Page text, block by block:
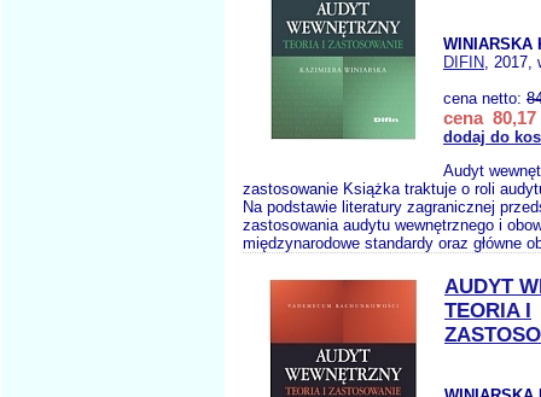
WINIARSKA
DIFIN, 2017,
cena netto:
cena 80,17
dodaj do
Audyt
zastosowanie Książka traktuje o roli
Na podstawie literatury zagranicznej
zastosowania audytu wewnętrznego i
międzynarodowe standardy oraz główne
AUDYT
TEORIA I